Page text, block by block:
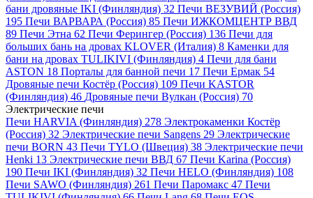
бани дровяные IKI (Финляндия) 32 Печи ВЕЗУВИЙ (Россия)
195 Печи ВАРВАРА (Россия) 85 Печи ИЖКОМЦЕНТР ВВД
89 Печи Этна 62 Печи Ферингер (Россия) 136 Печи для
больших бань на дровах KLOVER (Италия) 8 Каменки для
бани на дровах TULIKIVI (Финляндия) 4 Печи для бани
ASTON 18 Порталы для банной печи 17 Печи Ермак 54
Дровяные печи Костёр (Россия) 109 Печи KASTOR
(Финляндия) 46 Дровяные печи Вулкан (Россия) 70
Электрические печи
Печи HARVIA (Финляндия) 278 Электрокаменки Костёр
(Россия) 32 Электрические печи Sangens 29 Электрические
печи BORN 43 Печи TYLO (Швеция) 38 Электрические печи
Henki 13 Электрические печи ВВД 67 Печи Karina (Россия)
190 Печи IKI (Финляндия) 32 Печи HELO (Финляндия) 108
Печи SAWO (Финляндия) 261 Печи Паромакс 47 Печи